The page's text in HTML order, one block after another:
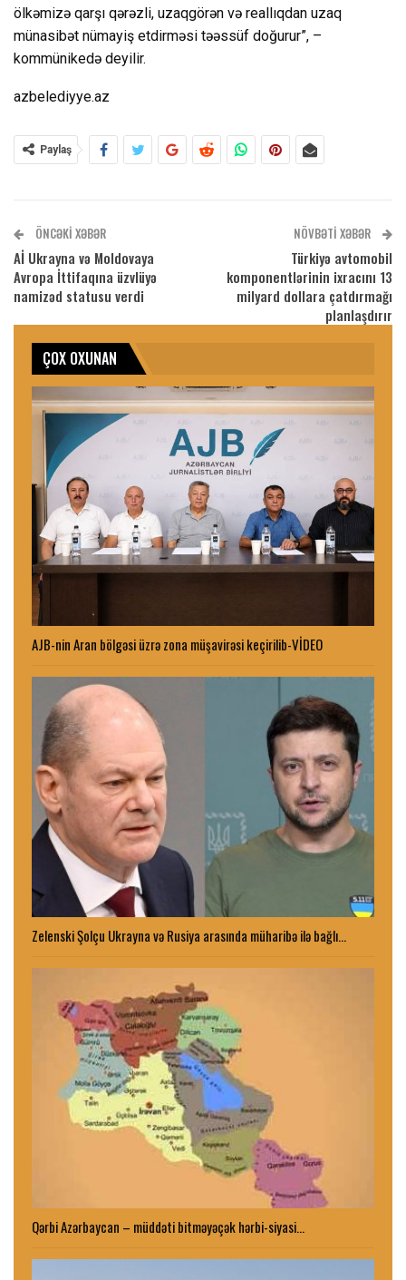
ölkəmizə qarşı qərəzli, uzaqgörən və reallıqdan uzaq
münasibət nümayiş etdirməsi təəssüf doğurur”, –
kommünikedə deyilir.
azbelediyye.az
Paylaş
ÖNCƏKI XƏBƏR
Aİ Ukrayna və Moldovaya
Avropa İttifaqına üzvlüyə
namizəd statusu verdi
NÖVBƏTI XƏBƏR
Türkiyə avtomobil
komponentlərinin ixracını 13
milyard dollara çatdırmağı
planlaşdırır
ÇOX OXUNAN
AJB-nin Aran bölgəsi üzrə zona müşavirəsi keçirilib-VİDEO
Zelenski Şolçu Ukrayna və Rusiya arasında müharibə ilə bağlı…
Qərbi Azərbaycan – müddəti bitməyəçək hərbi-siyasi…